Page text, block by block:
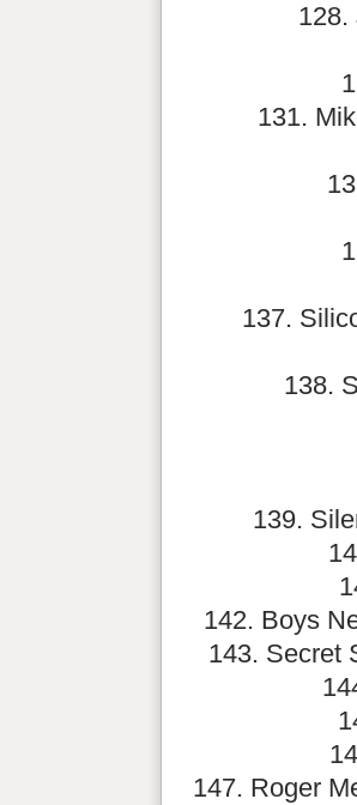
128.
131.
137.
138.
139.
142. Boys
143. Secret
147. Roger